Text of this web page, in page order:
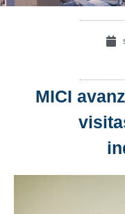
MICI